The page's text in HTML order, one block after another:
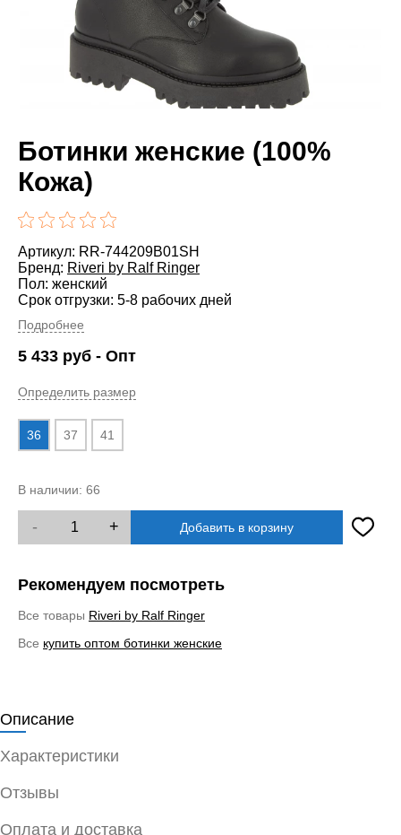
Ботинки женские (100%
Кожа)
Артикул: RR-744209B01SH
Бренд: Riveri by Ralf Ringer
Пол: женский
Срок отгрузки: 5-8 рабочих дней
Подробнее
5 433 руб - Опт
Определить размер
36 37 41
В наличии: 66
- + Добавить в корзину
Рекомендуем посмотреть
Все товары Riveri by Ralf Ringer
Все купить оптом ботинки женские
Описание
Характеристики
Отзывы
Оплата и доставка